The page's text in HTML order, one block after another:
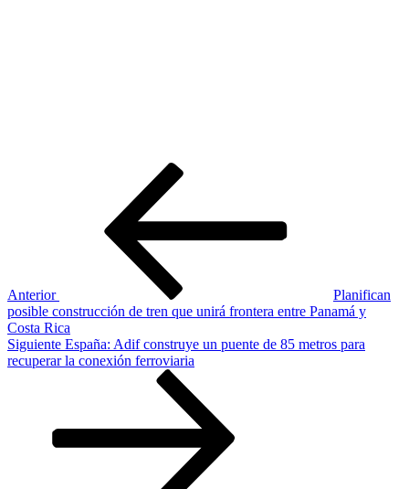
Anterior
Planifican
posible construcción de tren que unirá frontera entre Panamá y
Costa Rica
Siguiente
entrada
Siguiente España: Adif construye un puente de 85 metros para
recuperar la conexión ferroviaria